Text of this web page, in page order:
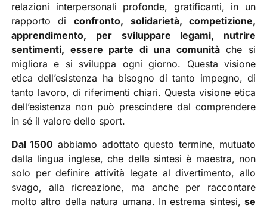
relazioni interpersonali profonde, gratificanti, in un
rapporto di confronto, solidarietà, competizione,
apprendimento, per sviluppare legami, nutrire
sentimenti, essere parte di una comunitàche si
migliora e si sviluppa ogni giorno. Questa visione
etica dell’esistenza ha bisogno di tanto impegno, di
tanto lavoro, di riferimenti chiari. Questa visione etica
dell’esistenza non può prescindere dal comprendere
in sé il valore dello sport.
Dal 1500 abbiamo adottato questo termine, mutuato
dalla lingua inglese, che della sintesi è maestra, non
solo per definire attività legate al divertimento, allo
svago, alla ricreazione, ma anche per raccontare
molto altro della natura umana. In estrema sintesi,se